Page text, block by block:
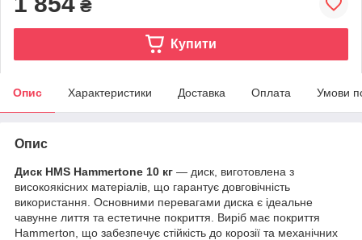
₴
Купити
Опис Характеристики Доставка Оплата Умови
Опис
Диск HMS Hammertone 10 кг — диск, виготовлена з
високоякісних матеріалів, що гарантує довговічність
використання. Основними перевагами диска є ідеальне
чавунне лиття та естетичне покриття. Виріб має покриття
Hammerton, що забезпечує стійкість до корозії та механічних